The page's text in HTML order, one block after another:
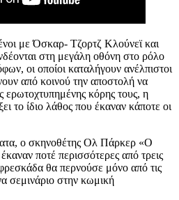
με Όσκαρ- Τζορτζ Κλούνεϊ και
στη μεγάλη οθόνη στο ρόλο
οι οποίοι καταλήγουν ανέλπιστοι
από κοινού την αποστολή να
ερωτοχτυπημένης κόρης τους, η
το ίδιο λάθος που έκαναν κάποτε οι
ο σκηνοθέτης Ολ Πάρκερ «Ο
ποτέ περισσότερες από τρεις
θα περνούσε μόνο από τις
σεμινάριο στην κωμική